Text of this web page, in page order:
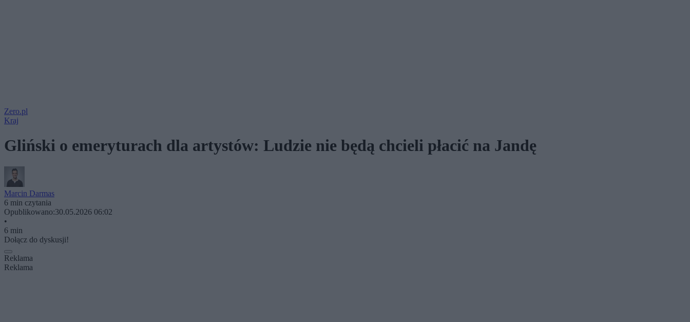
Zero.pl
Kraj
Gliński o emeryturach dla artystów: Ludzie nie będą chcieli płacić na Jandę
Marcin Darmas
6 min czytania
Opublikowano:30.05.2026 06:02
•
6 min
Dołącz do dyskusji!
Reklama
Reklama